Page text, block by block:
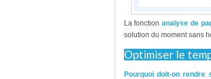
La fonctionanalyse de
solution du moment sans
Optimiser le
Pourquoi doit-on rendre